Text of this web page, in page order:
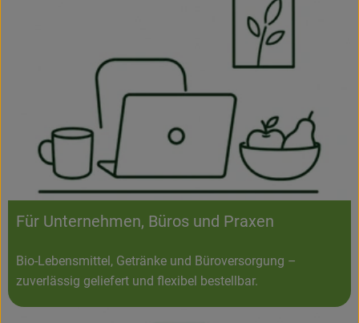
Für Unternehmen, Büros und Praxen
Bio-Lebensmittel, Getränke und Büroversorgung –
zuverlässig geliefert und flexibel bestellbar.